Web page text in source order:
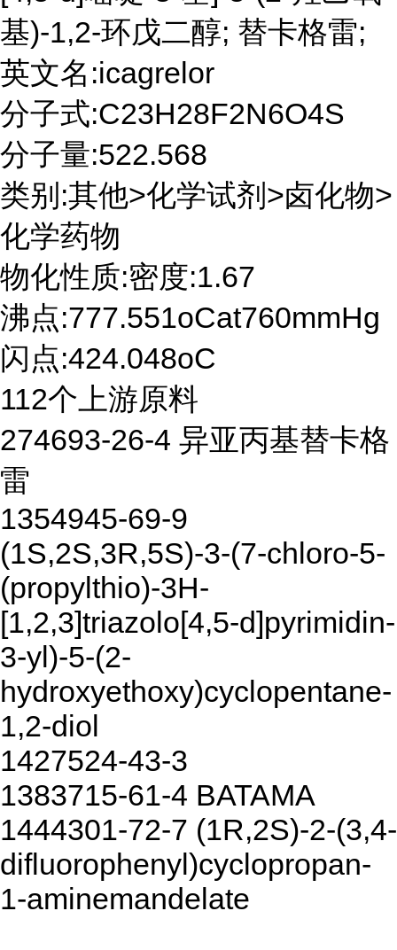
基)-1,2-环戊二醇; 替卡格雷;
英文名:icagrelor
分子式:C23H28F2N6O4S
分子量:522.568
类别:其他>化学试剂>卤化物>
化学药物
物化性质:密度:1.67
沸点:777.551oCat760mmHg
闪点:424.048oC
112个上游原料
274693-26-4 异亚丙基替卡格
雷
1354945-69-9
(1S,2S,3R,5S)-3-(7-chloro-5-
(propylthio)-3H-
[1,2,3]triazolo[4,5-d]pyrimidin-
3-yl)-5-(2-
hydroxyethoxy)cyclopentane-
1,2-diol
1427524-43-3
1383715-61-4 BATAMA
1444301-72-7 (1R,2S)-2-(3,4-
difluorophenyl)cyclopropan-
1-aminemandelate